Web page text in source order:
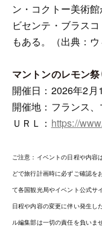
ン・コクトー美術
ビセンテ・ブラス
もある。（出典：ウ
マントンのレモン
開催日：2026年2月
開催地：フランス
ＵＲＬ： https://
ご注意：イベントの日程や内容
どで旅行計画時に必ずご確認を
て各国観光局やイベント公式サ
日程や内容の変更に伴い発生し
ル編集部は一切の責任を負いませ